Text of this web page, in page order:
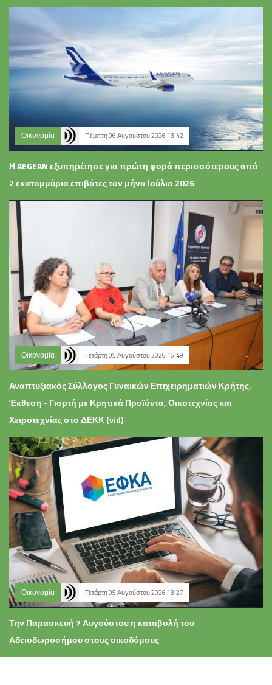
Οικονομία Πέμπτη 06 Αυγούστου 2026 13:42
Η AEGEAN εξυπηρέτησε για πρώτη φορά περισσότερους από
2 εκατομμύρια επιβάτες τον μήνα Ιούλιο 2026
Οικονομία Τετάρτη 05 Αυγούστου 2026 16:49
Αναπτυξιακός Σύλλογος Γυναικών Επιχειρηματιών Κρήτης.
Έκθεση - Γιορτή με Κρητικά Προϊόντα, Οικοτεχνίας και
Χειροτεχνίας στο ΔΕΚΚ (vid)
Οικονομία Τετάρτη 05 Αυγούστου 2026 13:27
Την Παρασκευή 7 Αυγούστου η καταβολή του
Αδειοδωροσήμου στους οικοδόμους